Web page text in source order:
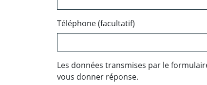
Téléphone (facultatif)
Les données transmises par le
vous donner réponse.